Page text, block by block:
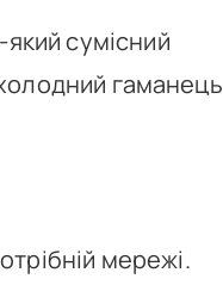
сумісний
гаманець
мережі.